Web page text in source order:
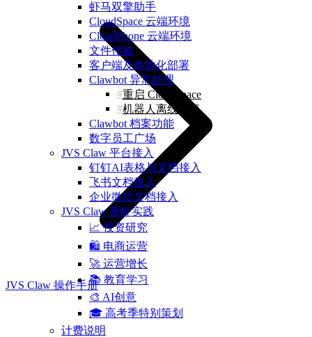
虾马双擎助手
CloudSpace 云端环境
CloudPhone 云端环境
文件传输
客户端及本地化部署
Clawbot 异常处理
重启 CloudSpace
机器人离线修复
Clawbot 档案功能
数字员工广场
JVS Claw 平台接入
钉钉AI表格与文档接入
飞书文档接入
企业微信文档接入
JVS Claw 养虾实践
📈 投资研究
🛍️ 电商运营
🚀 运营增长
📚 教育学习
🎨 AI创意
🎓 高考季特别策划
计费说明
JVS Claw 操作手册